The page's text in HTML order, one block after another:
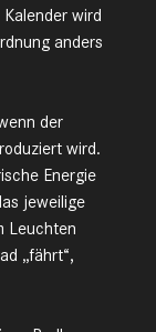
wird
anders
der
wird.
Energie
jeweilige
Leuchten
„fährt“,